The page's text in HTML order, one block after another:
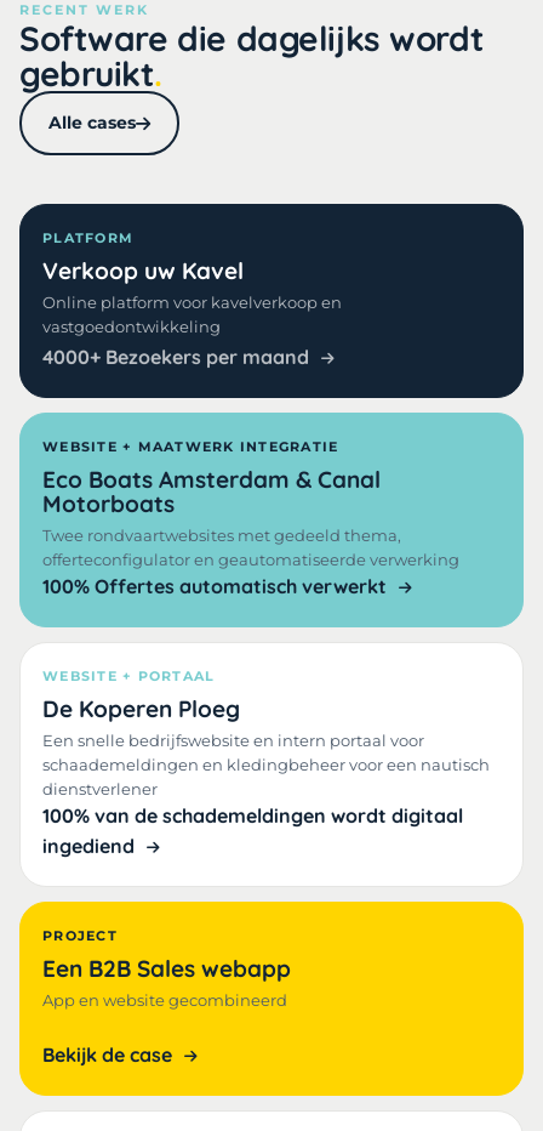
RECENT WERK
Software die dagelijks wordt
gebruikt
Alle cases
PLATFORM
Verkoop uw Kavel
Online platform voor kavelverkoop en
vastgoedontwikkeling
4000+ Bezoekers per maand
WEBSITE + MAATWERK INTEGRATIE
Eco Boats Amsterdam & Canal
Motorboats
Twee rondvaartwebsites met gedeeld thema,
offerteconfigulator en geautomatiseerde verwerking
100% Offertes automatisch verwerkt
WEBSITE + PORTAAL
De Koperen Ploeg
Een snelle bedrijfswebsite en intern portaal voor
schaademeldingen en kledingbeheer voor een nautisch
dienstverlener
100% van de schademeldingen wordt digitaal
ingediend
PROJECT
Een B2B Sales webapp
App en website gecombineerd
Bekijk de case